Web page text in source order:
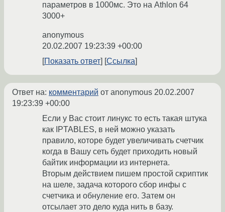
параметров в 1000мс. Это на Athlon 64
3000+
anonymous
20.02.2007 19:23:39 +00:00
Показать ответ
Ссылка
Ответ на: комментарий от anonymous 20.02.2007
19:23:39 +00:00
Если у Вас стоит линукс то есть такая штука
как IPTABLES, в ней можно указать
правило, которе будет увеличивать счетчик
когда в Вашу сеть будет приходить новый
байтик информации из интернета.
Вторым действием пишем простой скриптик
на шеле, задача которого сбор инфы с
счетчика и обнуление его. Затем он
отсылает это дело куда нить в базу.